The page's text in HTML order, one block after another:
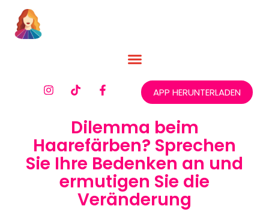
APP HERUNTERLADEN
Dilemma beim
Haarefärben? Sprechen
Sie Ihre Bedenken an und
ermutigen Sie die
Veränderung